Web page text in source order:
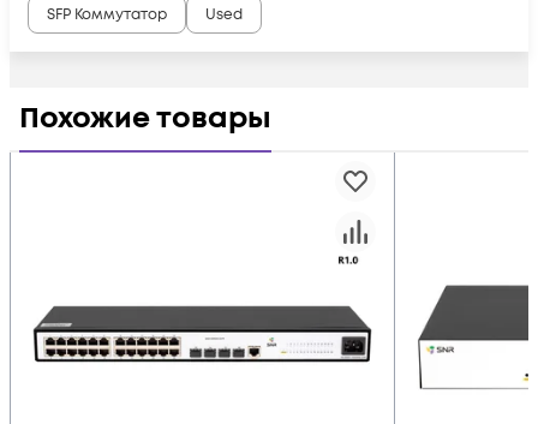
SFP Коммутатор
Used
Похожие товары